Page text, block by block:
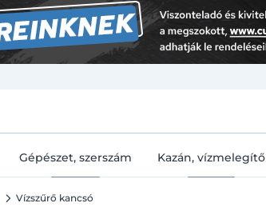
Gépészet, szerszám Kazán, vízmelegítő
Vízszűrő kancsó